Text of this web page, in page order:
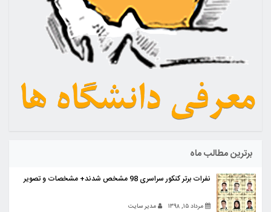
برترین مطالب ماه
نفرات برتر کنکور سراسری 98 مشخص شدند+ مشخصات و تصویر
مرداد ۱۵, ۱۳۹۸ مدیر سایت